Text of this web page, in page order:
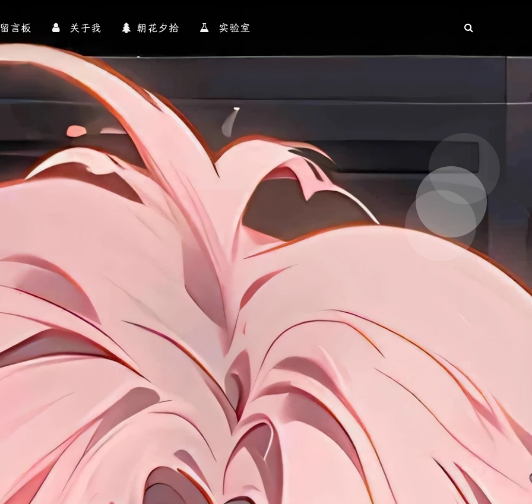
留言板 关于我 朝花夕拾 实验室